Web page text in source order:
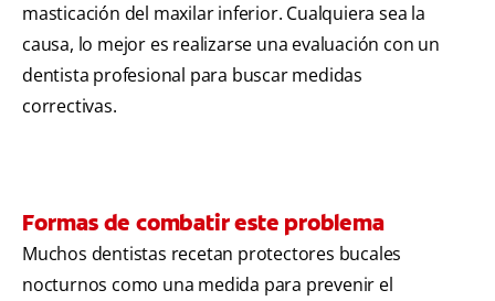
masticación del maxilar inferior. Cualquiera sea la
causa, lo mejor es realizarse una evaluación con un
dentista profesional para buscar medidas
correctivas.
Formas de combatir este problema
Muchos dentistas recetan protectores bucales
nocturnos como una medida para prevenir el